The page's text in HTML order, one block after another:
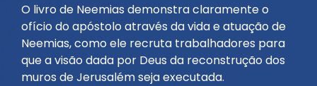
O livro de Neemias demonstra claramente o
ofício do apóstolo através da vida e atuação de
Neemias, como ele recruta trabalhadores para
que a visão dada por Deus da reconstrução dos
muros de Jerusalém seja executada.